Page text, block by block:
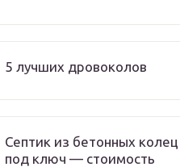
5 лучших дровоколов
Септик из бетонных колец
под ключ — стоимость